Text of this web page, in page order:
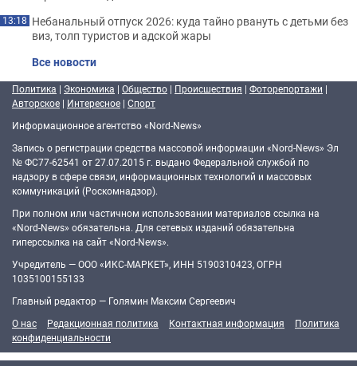
13:18 Небанальный отпуск 2026: куда тайно рвануть с детьми без
виз, толп туристов и адской жары
Все новости
Политика | Экономика | Общество | Происшествия | Фоторепортажи |
Авторское | Интересное | Спорт
Информационное агентство «Nord-News»
Запись о регистрации средства массовой информации «Nord-News» Эл
№ ФС77-62541 от 27.07.2015 г. выдано Федеральной службой по
надзору в сфере связи, информационных технологий и массовых
коммуникаций (Роскомнадзор).
При полном или частичном использовании материалов ссылка на
«Nord-News» обязательна. Для сетевых изданий обязательна
гиперссылка на сайт «Nord-News».
Учредитель — ООО «ИКС-МАРКЕТ», ИНН 5190310423, ОГРН
1035100155133
Главный редактор — Голямин Максим Сергеевич
О нас
Редакционная политика Контактная информация
Политика
конфиденциальности